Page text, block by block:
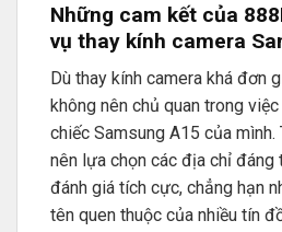
Những cam kết của
vụ thay kính camera
Dù thay kính camera khá đơn
không nên chủ quan trong
chiếc Samsung A15 của
nên lựa chọn các địa chỉ đáng
đánh giá tích cực, chẳng hạn
tên quen thuộc của nhiều tín